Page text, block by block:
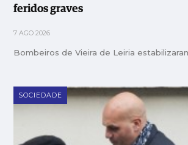
feridos graves
7 AGO 2026
Bombeiros de Vieira de Leiria
SOCIEDADE